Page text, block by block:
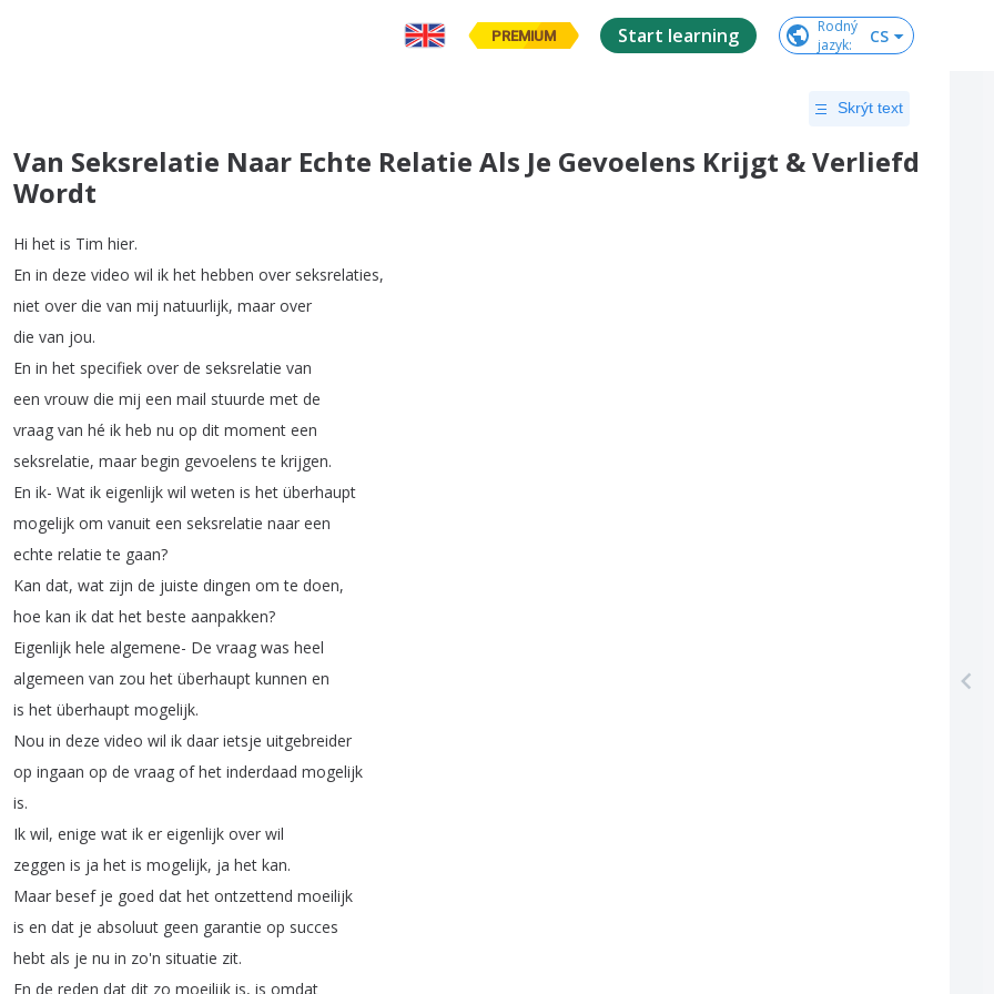
PREMIUM Start learning
Rodný
jazyk: CS
Skrýt text
Van Seksrelatie Naar Echte Relatie Als Je Gevoelens Krijgt & Verliefd
Wordt
Hi het is Tim hier.
En in deze video wil ik het hebben over seksrelaties,
niet over die van mij natuurlijk, maar over
die van jou.
En in het specifiek over de seksrelatie van
een vrouw die mij een mail stuurde met de
vraag van hé ik heb nu op dit moment een
seksrelatie, maar begin gevoelens te krijgen.
En ik- Wat ik eigenlijk wil weten is het überhaupt
mogelijk om vanuit een seksrelatie naar een
echte relatie te gaan?
Kan dat, wat zijn de juiste dingen om te doen,
hoe kan ik dat het beste aanpakken?
Eigenlijk hele algemene- De vraag was heel
algemeen van zou het überhaupt kunnen en
is het überhaupt mogelijk.
Nou in deze video wil ik daar ietsje uitgebreider
op ingaan op de vraag of het inderdaad mogelijk
is.
Ik wil, enige wat ik er eigenlijk over wil
zeggen is ja het is mogelijk, ja het kan.
Maar besef je goed dat het ontzettend moeilijk
is en dat je absoluut geen garantie op succes
hebt als je nu in zo'n situatie zit.
En de reden dat dit zo moeilijk is, is omdat